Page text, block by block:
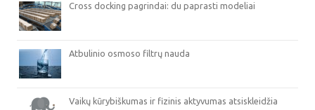
Cross docking pagrindai: du paprasti modeliai
Atbulinio osmoso filtrų nauda
Vaikų kūrybiškumas ir fizinis aktyvumas atsiskleidžia